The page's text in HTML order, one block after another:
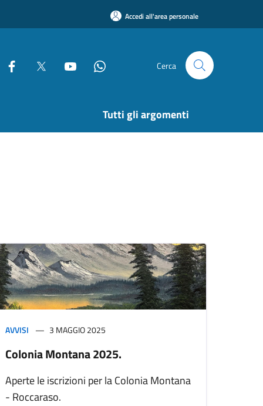
Accedi all'area personale
Cerca
Tutti gli argomenti
AVVISI 3 MAGGIO 2025
Colonia Montana 2025.
Aperte le iscrizioni per la Colonia Montana
- Roccaraso.